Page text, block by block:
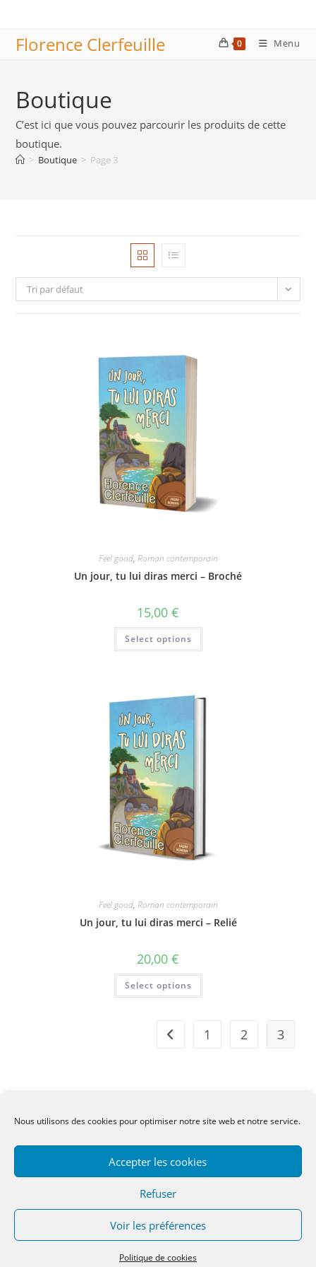
Nous utilisons des cookies pour optimiser notre site web et notre service.
Accepter les cookies
Refuser
Voir les préférences
Politique de cookies
contentFlorence Clerfeuille 0 Menu
Boutique
C’est ici que vous pouvez parcourir les produits de cette
boutique.
> Boutique > Page 3
Tri par défaut
Feel good, Roman contemporain
Un jour, tu lui diras merci – Broché
15,00 €
Select options
Feel good, Roman contemporain
Un jour, tu lui diras merci – Relié
20,00 €
Select options
1 2 3
CGV-Mentions légales-Contact
Copyright 2022 - OceanWP Theme by OceanWP